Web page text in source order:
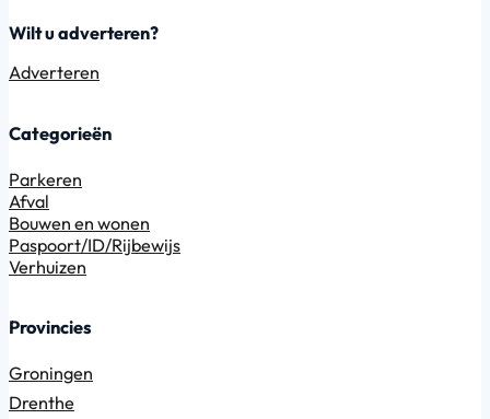
Wilt u adverteren?
Adverteren
Categorieën
Parkeren
Afval
Bouwen en wonen
Paspoort/ID/Rijbewijs
Verhuizen
Provincies
Groningen
Drenthe